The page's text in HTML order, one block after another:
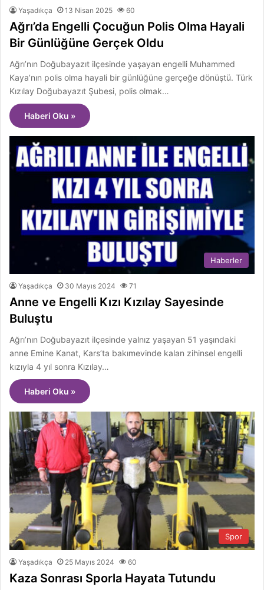
Yaşadıkça 13 Nisan 2025 60
Ağrı’da Engelli Çocuğun Polis Olma Hayali
Bir Günlüğüne Gerçek Oldu
Ağrı’nın Doğubayazıt ilçesinde yaşayan engelli Muhammed
Kaya’nın polis olma hayali bir günlüğüne gerçeğe dönüştü. Türk
Kızılay Doğubayazıt Şubesi, polis olmak…
Haberi Oku »
Haberler
Yaşadıkça 30 Mayıs 2024 71
Anne ve Engelli Kızı Kızılay Sayesinde
Buluştu
Ağrı’nın Doğubayazıt ilçesinde yalnız yaşayan 51 yaşındaki
anne Emine Kanat, Kars’ta bakımevinde kalan zihinsel engelli
kızıyla 4 yıl sonra Kızılay…
Haberi Oku »
Spor
Yaşadıkça 25 Mayıs 2024 60
Kaza Sonrası Sporla Hayata Tutundu